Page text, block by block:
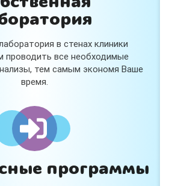
в стенах клиники
проводить все необходимые
тем самым экономя Ваше
время.
программы
персональных данных
Работает наСтримвуд